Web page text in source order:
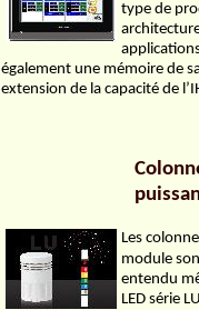
type de
également une mémoire de
extension de la capacité de
Les
module
entendu
LED série